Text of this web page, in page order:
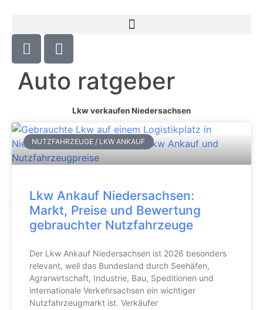
Auto ratgeber
Lkw verkaufen Niedersachsen
NUTZFAHRZEUGE / LKW ANKAUF
Lkw Ankauf Niedersachsen:
Markt, Preise und Bewertung
gebrauchter Nutzfahrzeuge
Der Lkw Ankauf Niedersachsen ist 2026 besonders
relevant, weil das Bundesland durch Seehäfen,
Agrarwirtschaft, Industrie, Bau, Speditionen und
internationale Verkehrsachsen ein wichtiger
Nutzfahrzeugmarkt ist. Verkäufer